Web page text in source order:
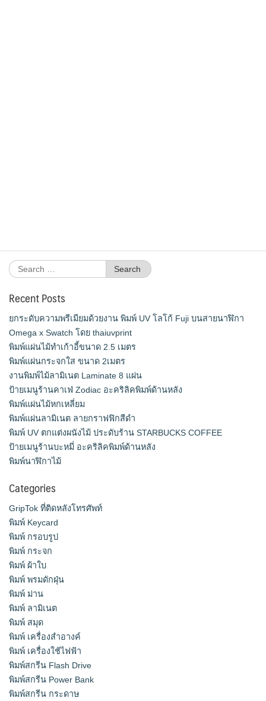
Search
for:
Recent Posts
ยกระดับความพรีเมียมด้วยงาน พิมพ์ UV โลโก้ Fuji บนสายนาฬิกา
Omega x Swatch โดย thaiuvprint
พิมพ์แผ่นไม้ทำเก้าอี้ขนาด 2.5 เมตร
พิมพ์แผ่นกระจกใส ขนาด 2เมตร
งานพิมพ์ไม้ลามิเนต Laminate 8 แผ่น
ป้ายเมนูร้านคาเฟ่ Zodiac อะคริลิคพิมพ์ด้านหลัง
พิมพ์แผ่นไม้หกเหลี่ยม
พิมพ์แผ่นลามิเนต ลายกราฟฟิกสีดำ
พิมพ์ UV ตกแต่งผนังไม้ ประดับร้าน STARBUCKS COFFEE
ป้ายเมนูร้านบะหมี่ อะคริลิคพิมพ์ด้านหลัง
พิมพ์นาฬิกาไม้
Categories
GripTok ที่ติดหลังโทรศัพท์
พิมพ์ Keycard
พิมพ์ กรอบรูป
พิมพ์ กระจก
พิมพ์ ผ้าใบ
พิมพ์ พรมดักฝุ่น
พิมพ์ ม่าน
พิมพ์ ลามิเนต
พิมพ์ สมุด
พิมพ์ เครื่องสําอางค์
พิมพ์ เครื่องใช้ไฟฟ้า
พิมพ์สกรีน Flash Drive
พิมพ์สกรีน Power Bank
พิมพ์สกรีน กระดาษ